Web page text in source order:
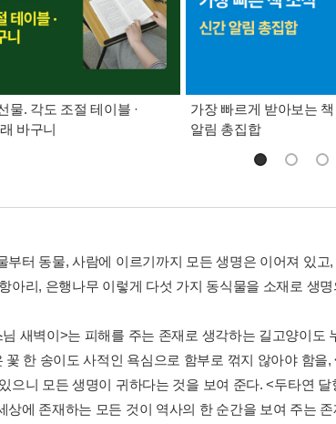
물. 각도 조절 테이블 ·
바구니
가장 빠르게 받아보는
알림 총집합
부터 동물, 사람에 이르기까지 모든 생명은 이어져 있
아리, 은행나무 이렇게 다섯 가지 동식물을 소재로 생
새벽이>는 피해를 주는 존재로 생각하는 길고양이도
꽃 한 송이도 사적인 욕심으로 함부로 꺾지 않아야 함
으니 모든 생명이 귀하다는 것을 보여 준다. <두타연
상에 존재하는 모든 것이 역사의 한 순간을 보여 주는